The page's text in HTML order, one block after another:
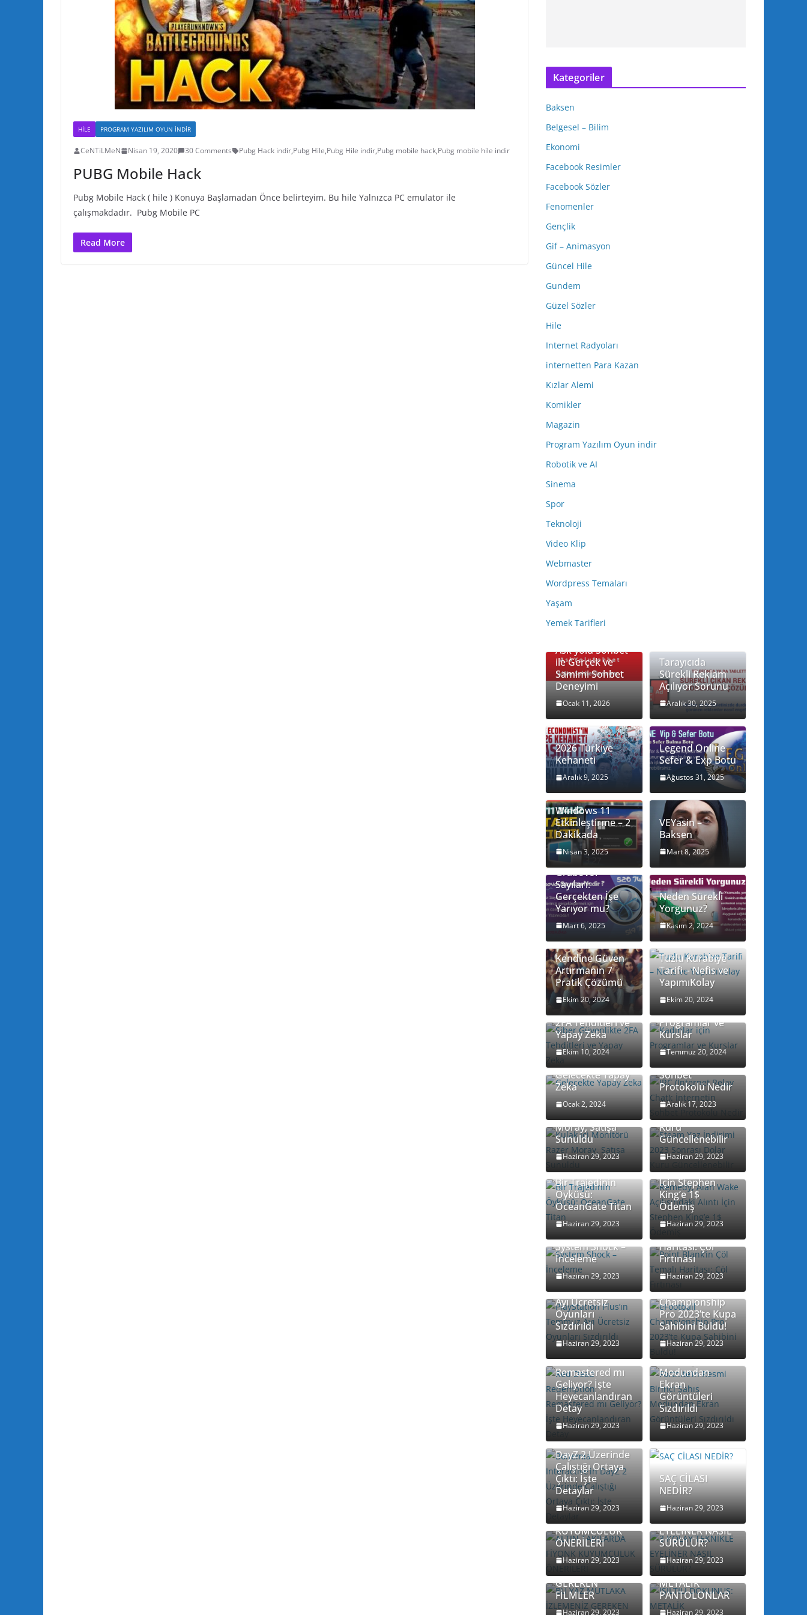
HILE PROGRAM YAZILIM OYUN INDIR
CeNTiLMeN Nisan 19, 2020 30 Comments Pubg Hack indir,Pubg Hile,Pubg Hile indir,Pubg mobile hack,Pubg mobile hile indir
PUBG Mobile Hack
Pubg Mobile Hack ( hile ) Konuya Başlamadan Önce belirteyim. Bu hile Yalnızca PC emulator ile
çalışmakdadır. Pubg Mobile PC
Read More
Kategoriler
Baksen
Belgesel – Bilim
Ekonomi
Facebook Resimler
Facebook Sözler
Fenomenler
Gençlik
Gif – Animasyon
Güncel Hile
Gundem
Güzel Sözler
Hile
Internet Radyoları
internetten Para Kazan
Kızlar Alemi
Komikler
Magazin
Program Yazılım Oyun indir
Robotik ve AI
Sinema
Spor
Teknoloji
Video Klip
Webmaster
Wordpress Temaları
Yaşam
Yemek Tarifleri
Ask yolu Sohbet
ile Gerçek ve
Samimi Sohbet
Deneyimi
Ocak 11, 2026
Tarayıcıda
Sürekli Reklam
Açılıyor Sorunu
Aralık 30, 2025
2026 Türkiye
Kehaneti
Aralık 9, 2025
Legend Online
Sefer & Exp Botu
Ağustos 31, 2025
Windows 11
Etkinleştirme – 2
Dakikada
Nisan 3, 2025
VEYasin –
Baksen
Mart 8, 2025
Grabovoi
Sayıları:
Gerçekten İşe
Yarıyor mu?
Mart 6, 2025
Neden Sürekli
Yorgunuz?
Kasım 2, 2024
Kendine Güven
Artırmanın 7
Pratik Çözümü
Ekim 20, 2024
Tuzlu Kurabiye
Tarifi – Nefis ve
YapımıKolay
Ekim 20, 2024
Siber Güvenlikte
2FA Tehditleri ve
Yapay Zeka
Ekim 10, 2024
Programlar ve
Kurslar
Temmuz 20, 2024
Gelecekte Yapay
Zeka
Ocak 2, 2024
IRC (Internet
Relay Chat):
Sohbet
Protokolü Nedir
Aralık 17, 2023
Kulak İçi
Monitörü Razer
Moray, Satışa
Sunuldu
Haziran 29, 2023
Steam Yaz
İndirimi 2023
Kuru
Güncellenebilir
Haziran 29, 2023
Bir Trajedinin
Öyküsü:
OceanGate Titan
Haziran 29, 2023
Remedy, Alan
Wake
Açılışındaki Alıntı
İçin Stephen
King’e 1$
Ödemiş
Haziran 29, 2023
System Shock –
İnceleme
Haziran 29, 2023
Point Blank’in
Haritası: Çöl
Fırtınası
Haziran 29, 2023
PlayStation
Plus’ın Temmuz
Ayı Ücretsiz
Oyunları
Sızdırıldı
Haziran 29, 2023
eFootball
Championship
Pro 2023’te Kupa
Sahibini Buldu!
Haziran 29, 2023
Red Dead
Redemption
Remastered mı
Geliyor? İşte
Heyecanlandıran
Detay
Haziran 29, 2023
Fortnite’ın Resmi
Birinci Şahıs
Modundan
Ekran
Görüntüleri
Sızdırıldı
Haziran 29, 2023
Bohemia
Interactive’in
DayZ 2 Üzerinde
Çalıştığı Ortaya
Çıktı: İşte
Detaylar
Haziran 29, 2023
SAÇ CİLASI
NEDİR?
Haziran 29, 2023
ALTIN
TAKILARDA
KUYUMCULUK
ÖNERİLERİ
Haziran 29, 2023
3 KOLAY
TEKNİKLE
EYELİNER NASIL
SÜRÜLÜR?
Haziran 29, 2023
BU YAZ
MUTLAKA
GEREKEN
FİLMLER
Haziran 29, 2023
IŞILTILI
DOKUNUŞ:
METALİK
PANTOLONLAR
Haziran 29, 2023